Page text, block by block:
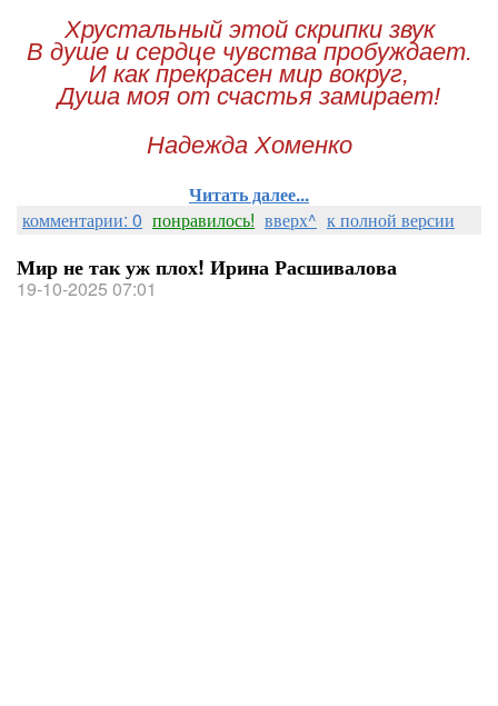
Хрустальный этой скрипки звук
В душе и сердце чувства пробуждает.
И как прекрасен мир вокруг,
Душа моя от счастья замирает!
Надежда Хоменко
Читать далее...
комментарии: 0 понравилось! вверх^ к полной версии
Мир не так уж плох! Ирина Расшивалова
19-10-2025 07:01